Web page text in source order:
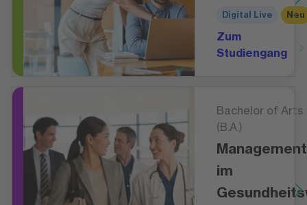
Digital Live Neu
Zum
Studiengang
Bachelor of Arts
(B.A.)
Management
im